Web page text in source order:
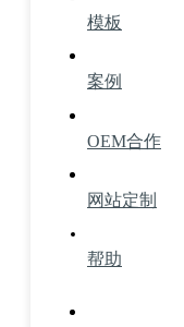
模板
案例
OEM合作
网站定制
帮助